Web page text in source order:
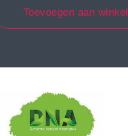
Toevoegen aan